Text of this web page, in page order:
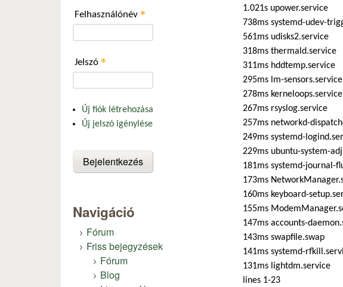
1.021s upower.service
738ms systemd-udev-
561ms udisks2.service
318ms thermald.service
311ms hddtemp.service
295ms lm-sensors.service
278ms kerneloops.service
267ms rsyslog.service
257ms networkd-
249ms systemd-
229ms ubuntu-system-
181ms systemd-journal-
173ms
160ms keyboard-
155ms
147ms accounts-
143ms swapfile.swap
141ms systemd-
131ms lightdm.service
lines 1-23
Felhasználónév *
Jelszó *
Új fiók létrehozása
Új jelszó igénylése
Navigáció
Fórum
Friss bejegyzések
Fórum
Blog